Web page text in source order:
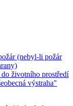
(nebyl-li požár
životního prostředí
výstraha"